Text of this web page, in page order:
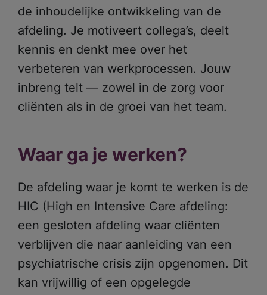
de inhoudelijke ontwikkeling van de
afdeling. Je motiveert collega’s, deelt
kennis en denkt mee over het
verbeteren van werkprocessen. Jouw
inbreng telt — zowel in de zorg voor
cliënten als in de groei van het team.
Waar ga je werken?
De afdeling waar je komt te werken is de
HIC (High en Intensive Care afdeling:
een gesloten afdeling waar cliënten
verblijven die naar aanleiding van een
psychiatrische crisis zijn opgenomen. Dit
kan vrijwillig of een opgelegde